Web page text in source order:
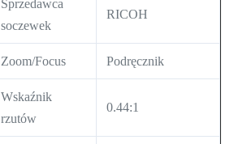
Sprzedawca
soczewek
RICOH
Zoom/Focus Podręcznik
Wskaźnik
rzutów
0.44:1